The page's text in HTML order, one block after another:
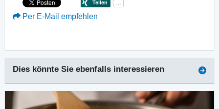
Per E-Mail empfehlen
Dies könnte Sie ebenfalls interessieren